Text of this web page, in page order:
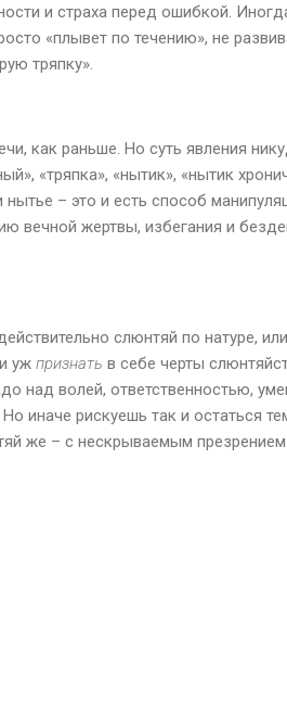
и страха перед ошибкой.
«плывет по течению», не
тряпку».
как раньше. Но суть явления
«тряпка», «нытик», «нытик
нытье – это и есть способ
вечной жертвы, избегания и
слюнтяй по натуре, или
уж признать в себе черты
над волей, ответственностью,
иначе рискуешь так и остаться
же – с нескрываемым